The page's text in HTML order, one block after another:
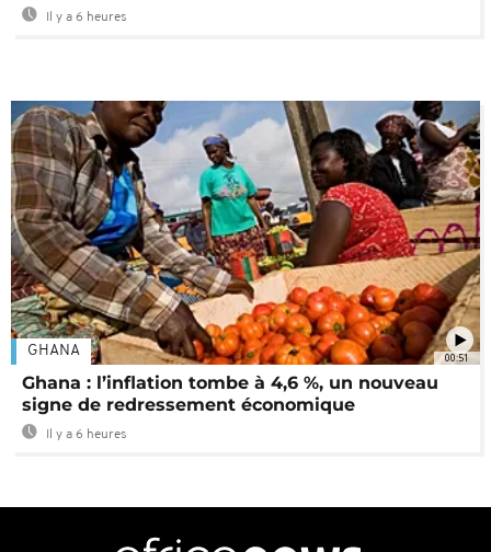
Il y a 6 heures
00:51
GHANA
Ghana : l’inflation tombe à 4,6 %, un nouveau
signe de redressement économique
Il y a 6 heures